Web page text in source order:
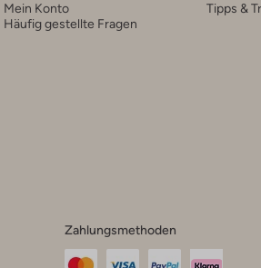
Mein Konto
Häufig gestellte Fragen
Tipps &
Zahlungsmethoden